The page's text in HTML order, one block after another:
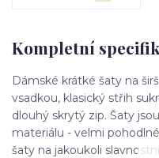
Kompletní
Dámské krátké šaty na
vsadkou, klasický střih
dlouhý skrytý zip. Šaty
materiálu - velmi
šaty na jakoukoli